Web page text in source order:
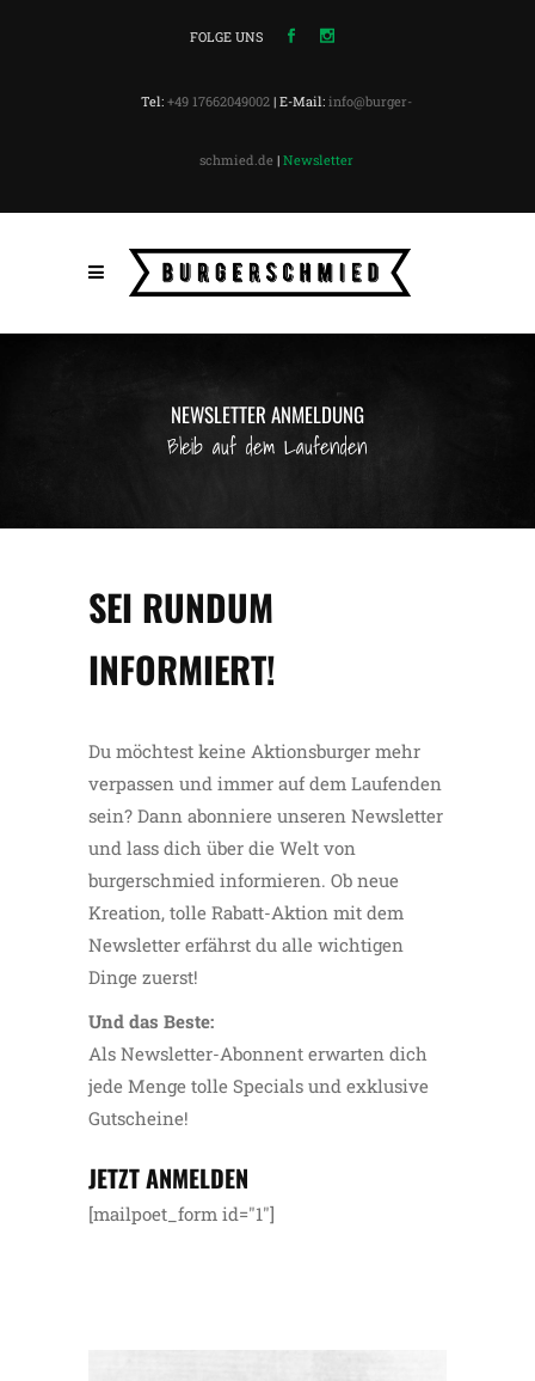
FOLGE UNS
Tel: +49 17662049002| E-Mail: info@burger-
schmied.de | Newsletter
NEWSLETTER ANMELDUNG
Bleib auf dem Laufenden
SEI RUNDUM
INFORMIERT!
Du möchtest keine Aktionsburger mehr
verpassen und immer auf dem Laufenden
sein? Dann abonniere unseren Newsletter
und lass dich über die Welt von
burgerschmied informieren. Ob neue
Kreation, tolle Rabatt-Aktion mit dem
Newsletter erfährst du alle wichtigen
Dinge zuerst!
Und das Beste:
Als Newsletter-Abonnent erwarten dich
jede Menge tolle Specials und exklusive
Gutscheine!
JETZT ANMELDEN
[mailpoet_form id="1"]